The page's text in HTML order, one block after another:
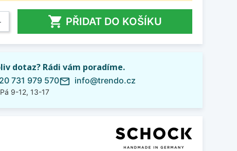
 PŘIDAT DO KOŠÍKU
dotaz? Rádi vám poradíme.
731 979 570
9-12, 13-17
mail_outline info@trendo.cz